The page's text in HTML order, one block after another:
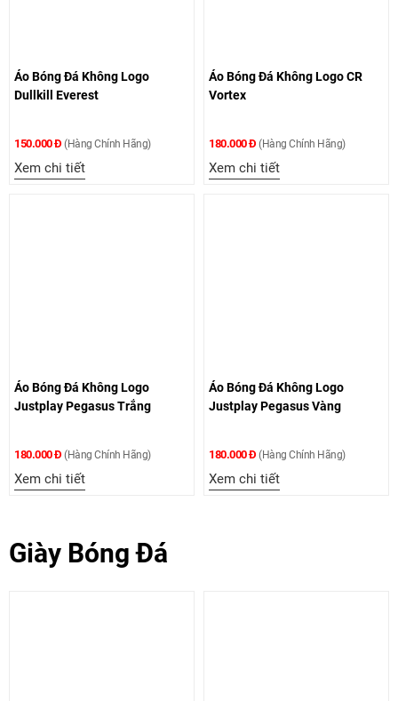
Áo Bóng Đá Không Logo
Dullkill Everest
150.000 Đ (Hàng Chính Hãng)
Xem chi tiết
Áo Bóng Đá Không Logo CR
Vortex
180.000 Đ (Hàng Chính Hãng)
Xem chi tiết
Áo Bóng Đá Không Logo
Justplay Pegasus Trắng
180.000 Đ (Hàng Chính Hãng)
Xem chi tiết
Áo Bóng Đá Không Logo
Justplay Pegasus Vàng
180.000 Đ (Hàng Chính Hãng)
Xem chi tiết
Giày Bóng Đá